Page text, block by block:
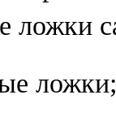
ложки
ложки;